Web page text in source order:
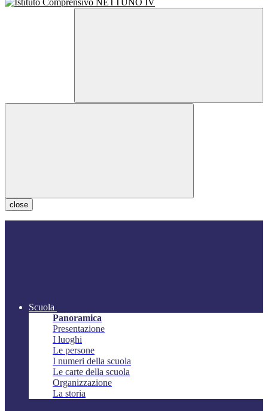
close
Scuola
Panoramica
Presentazione
I luoghi
Le persone
I numeri della scuola
Le carte della scuola
Organizzazione
La storia